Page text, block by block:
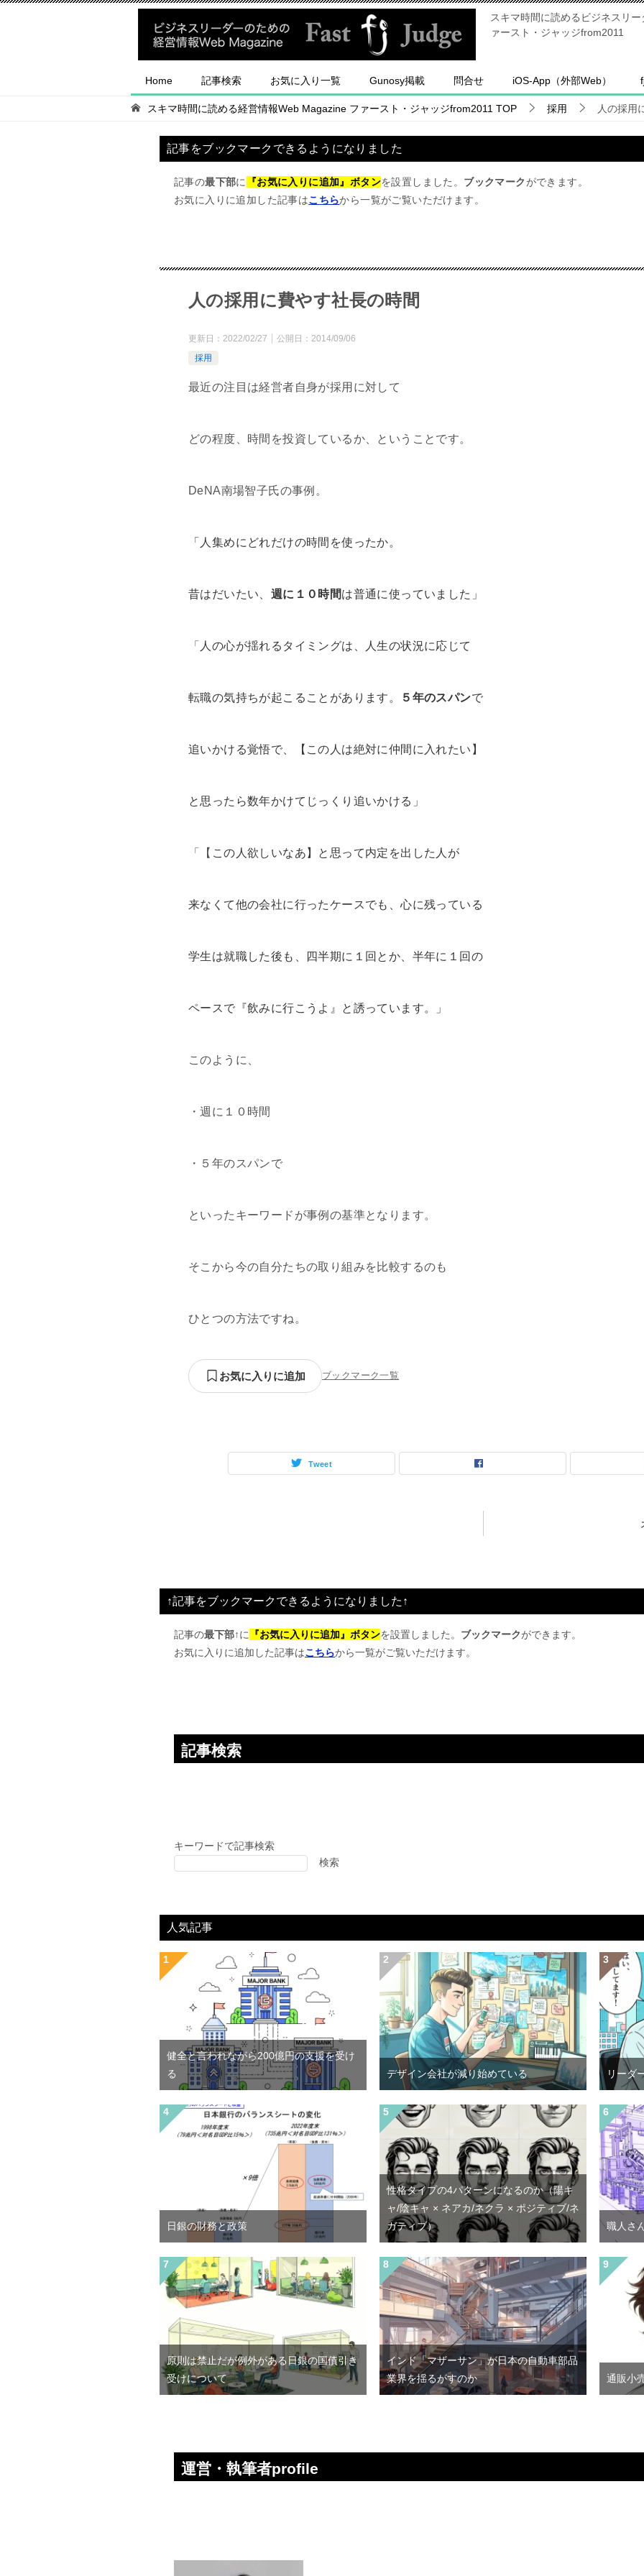
スキマ時間に読めるビジネスリ
ァースト・ジャッジfrom2011
Home 記事検索 お気に入り一覧 Gunosy掲載 問合せ iOS-App（外部Web）
スキマ時間に読める経営情報Web Magazine ファースト・ジャッジfrom2011 TOP 採用 人の採用
記事をブックマークできるようになりました
記事の最下部に 『お気に入りに追加』ボタンを設置しました。 ブックマーク ができます。
お気に入りに追加した記事はこちらから一覧がご覧いただけます。
人の採用に費やす社長の時間
更新日： 2022/02/27 公開日： 2014/09/06
採用
最近の注目は経営者自身が採用に対して
どの程度、時間を投資しているか、ということです。
DeNA南場智子氏の事例。
「人集めにどれだけの時間を使ったか。
昔はだいたい、 週に１０時間は普通に使っていました」
「 人の心が揺れるタイミングは、人生の状況に応じて
転職の気持ちが起こることがあります。 ５年のスパンで
追いかける覚悟で、【この人は絶対に仲間に入れたい】
と思ったら数年かけてじっくり追いかける」
「【 この人欲しいなあ】と思って内定を出した人が
来なくて他の会社に行ったケースでも、心に残っている
学生は就職した後も、四半期に１回とか、半年に１回の
ペースで『飲みに行こうよ』と誘っています。」
このように、
・週に１０時間
・５年のスパンで
といったキーワードが事例の基準となります。
そこから今の自分たちの取り組みを比較するのも
ひとつの方法ですね。
お気に入りに追加 ブックマーク一覧
Tweet
ビ
ゲ
ー
シ
↑記事をブックマークできるようになりました↑
記事の最下部↑に 『お気に入りに追加』ボタンを設置しました。 ブックマークができます。
お気に入りに追加した記事はこちらから一覧がご覧いただけます。
記事検索
キーワードで記事検索
検索
人気記事
健全と言われながら200億円の支援を受け
る
デザイン会社が減り始めている リーダ
日銀の財務と政策
性格タイプの4パターンになるのか（陽キ
ャ/陰キャ × ネアカ/ネクラ × ポジティブ/ネ
ガティブ）
職人さ
原則は禁止だが例外がある日銀の国債引き
受けについて
インド「マザーサン」が日本の自動車部品
業界を揺るがすのか
通販小
運営・執筆者profile